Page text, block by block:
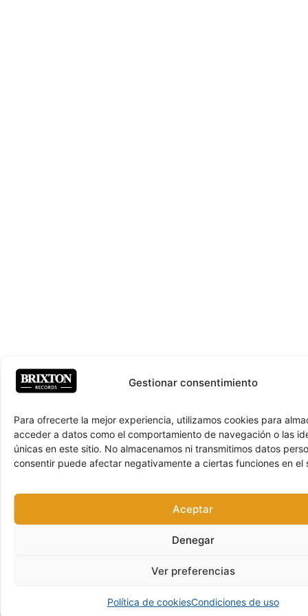
Gestionar consentimiento
Para ofrecerte la mejor experiencia, utilizamos cookies para
acceder a datos como el comportamiento de navegación o las
únicas en este sitio. No almacenamos ni transmitimos datos
consentir puede afectar negativamente a ciertas funciones en el
Aceptar
Denegar
Ver preferencias
Política de cookiesCondiciones de uso